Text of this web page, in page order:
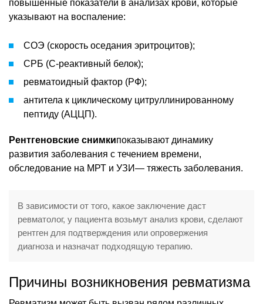
повышенные показатели в анализах крови, которые
указывают на воспаление:
СОЭ (скорость оседания эритроцитов);
СРБ (C-реактивный белок);
ревматоидный фактор (РФ);
антитела к циклическому цитруллинированному
пептиду (АЦЦП).
Рентгеновские снимкипоказывают динамику
развития заболевания с течением времени,
обследование на МРТ и УЗИ— тяжесть заболевания.
В зависимости от того, какое заключение даст
ревматолог, у пациента возьмут анализ крови, сделают
рентген для подтверждения или опровержения
диагноза и назначат подходящую терапию.
Причины возникновения ревматизма